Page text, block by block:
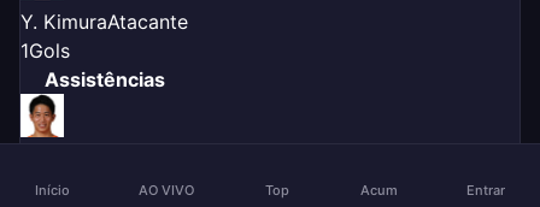
Y. KimuraAtacante
1Gols
Assistências
Assistências
Início AO VIVO Top Acum Entrar